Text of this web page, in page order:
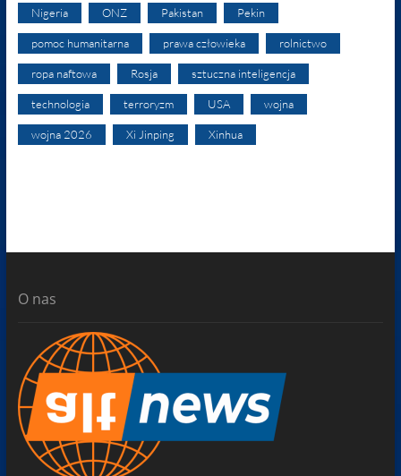
Nigeria ONZ Pakistan Pekin
pomoc humanitarna prawa człowieka rolnictwo
ropa naftowa Rosja sztuczna inteligencja
technologia terroryzm USA wojna
wojna 2026 Xi Jinping Xinhua
O nas